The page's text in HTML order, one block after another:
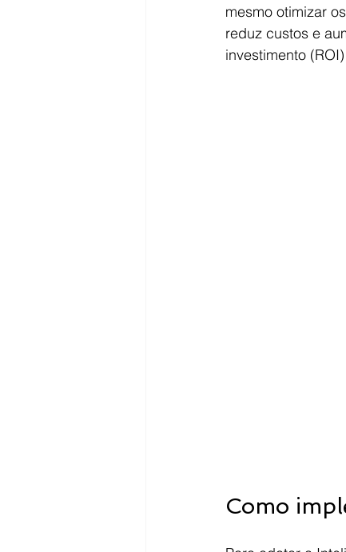
mesmo otimizar
reduz custos e
investimento
Como